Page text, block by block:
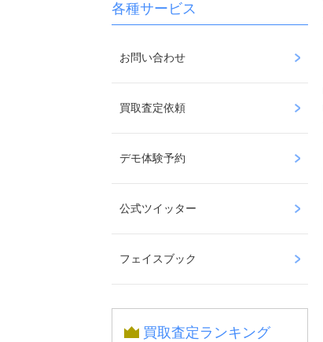
各種サービス
お問い合わせ
買取査定依頼
デモ体験予約
公式ツイッター
フェイスブック
買取査定ランキング